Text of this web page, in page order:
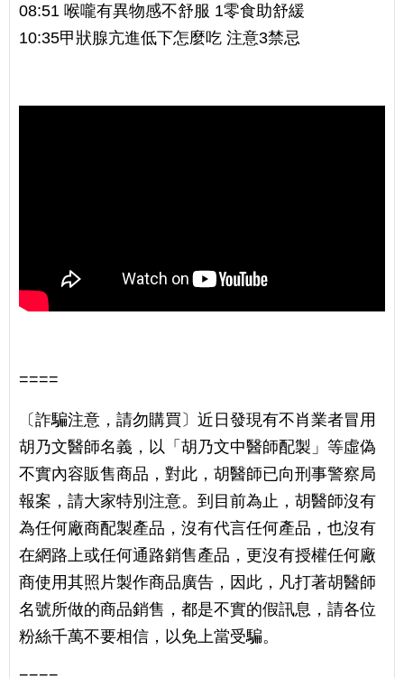
08:51 喉嚨有異物感不舒服 1零食助舒緩
10:35甲狀腺亢進低下怎麼吃 注意3禁忌
====
〔詐騙注意，請勿購買〕近日發現有不肖業者冒用
胡乃文醫師名義，以「胡乃文中醫師配製」等虛偽
不實內容販售商品，對此，胡醫師已向刑事警察局
報案，請大家特別注意。到目前為止，胡醫師沒有
為任何廠商配製產品，沒有代言任何產品，也沒有
在網路上或任何通路銷售產品，更沒有授權任何廠
商使用其照片製作商品廣告，因此，凡打著胡醫師
名號所做的商品銷售，都是不實的假訊息，請各位
粉絲千萬不要相信，以免上當受騙。